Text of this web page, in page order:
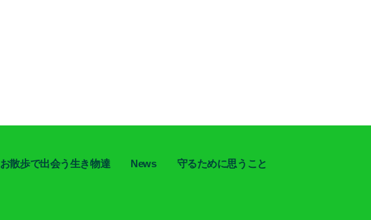
お散歩で出会う生き物達 News 守るために思うこと